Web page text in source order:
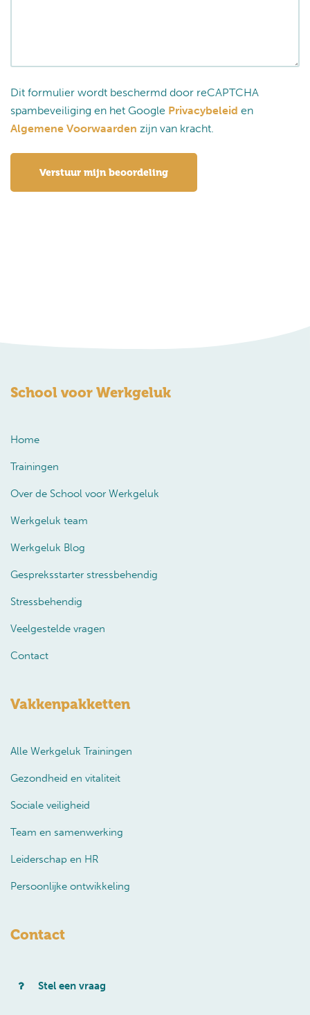
Dit formulier wordt beschermd door reCAPTCHA
spambeveiliging en het Google Privacybeleid en
Algemene Voorwaarden zijn van kracht.
School voor Werkgeluk
Home
Trainingen
Over de School voor Werkgeluk
Werkgeluk team
Werkgeluk Blog
Gespreksstarter stressbehendig
Stressbehendig
Veelgestelde vragen
Contact
Vakkenpakketten
Alle Werkgeluk Trainingen
Gezondheid en vitaliteit
Sociale veiligheid
Team en samenwerking
Leiderschap en HR
Persoonlijke ontwikkeling
Contact
Stel een vraag